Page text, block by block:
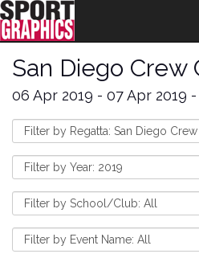
San Diego Crew
06 Apr 2019 - 07 Apr 2019